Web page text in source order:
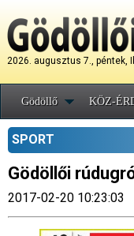
2026. augusztus 7., péntek,
Gödöllő KÖZ-
SPORT
Gödöllői
2017-02-20 10:23:03